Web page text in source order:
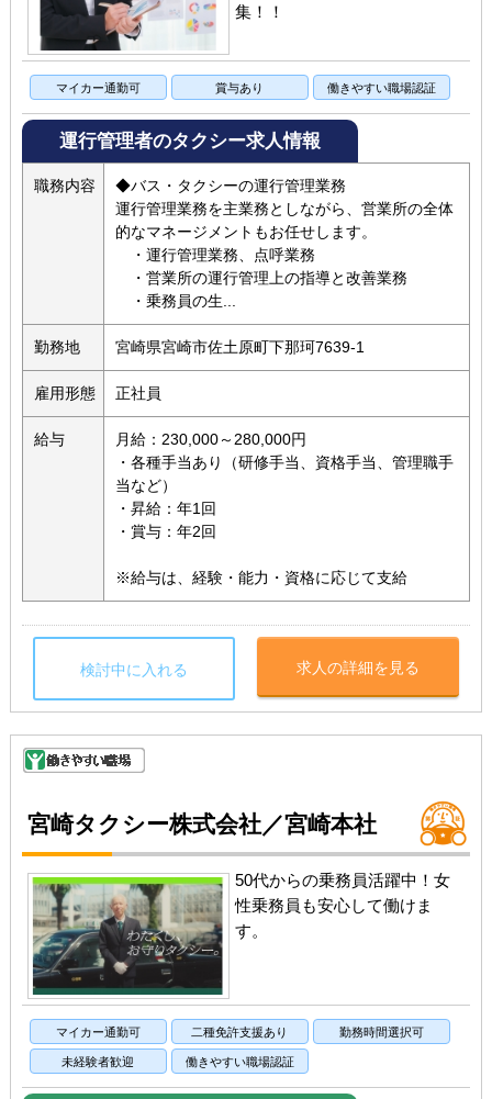
集！！
マイカー通勤可 賞与あり 働きやすい職場認証
運行管理者のタクシー求人情報
職務内容
◆バス・タクシーの運行管理業務
運行管理業務を主業務としながら、営業所の全体
的なマネージメントもお任せします。
・運行管理業務、点呼業務
・営業所の運行管理上の指導と改善業務
・乗務員の生...
勤務地 宮崎県宮崎市佐土原町下那珂7639-1
雇用形態 正社員
給与
月給：230,000～280,000円
・各種手当あり（研修手当、資格手当、管理職手
当など）
・昇給：年1回
・賞与：年2回
※給与は、経験・能力・資格に応じて支給
検討中に入れる 求人の詳細を見る
宮崎タクシー株式会社／宮崎本社
50代からの乗務員活躍中！女
性乗務員も安心して働けま
す。
マイカー通勤可 二種免許支援あり 勤務時間選択可
未経験者歓迎 働きやすい職場認証